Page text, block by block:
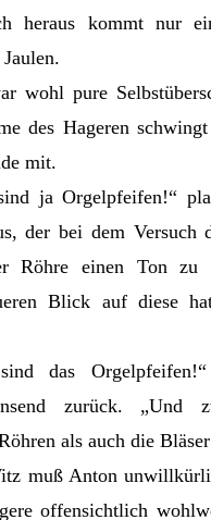
heraus kommt nur
wohl pure
des Hageren
mit.
ja Orgelpfeifen!“
der bei dem Versuch
Röhre einen Ton zu
Blick auf diese
das
zurück. „Und
als auch die
muß Anton
offensichtlich